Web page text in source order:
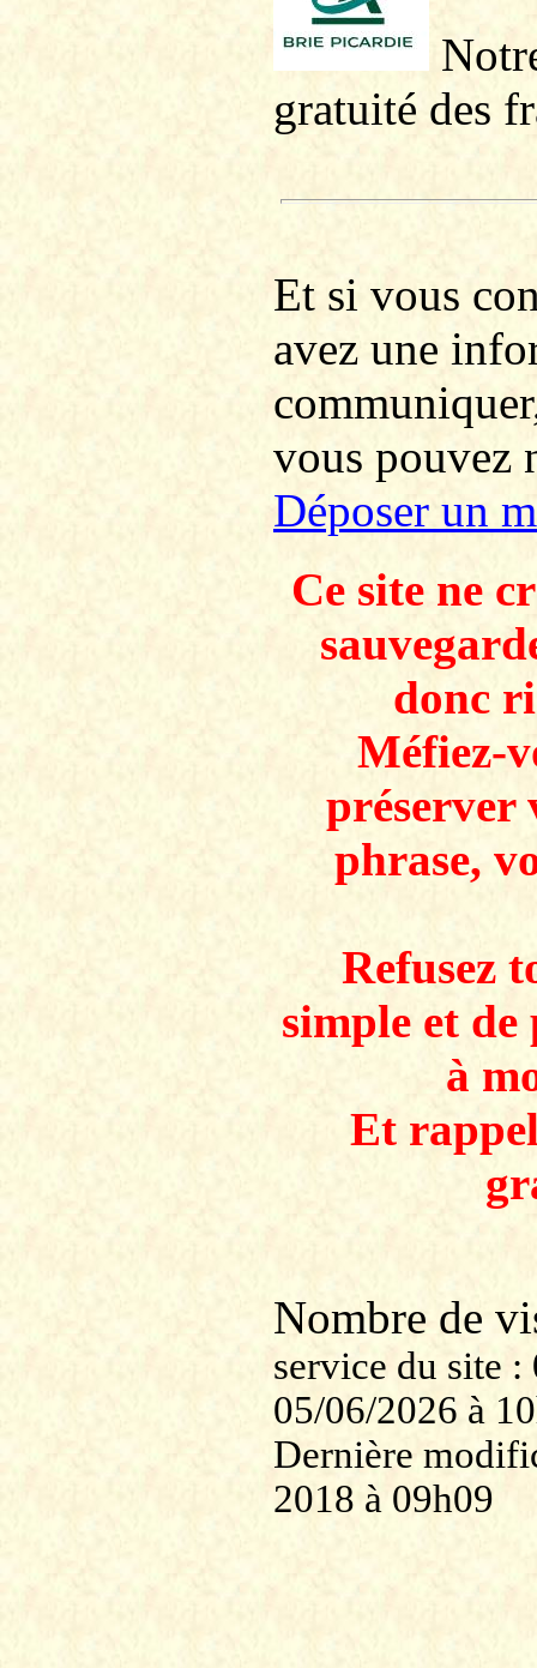
gratuité des
Et si vous
avez une
vous pouvez
Déposer un
Ce site ne
donc
Méfiez-
préserver
phrase,
Refusez
simple et
à
Et
Nombre de
service du site
05/06/2026 à
Dernière
2018 à 09h09